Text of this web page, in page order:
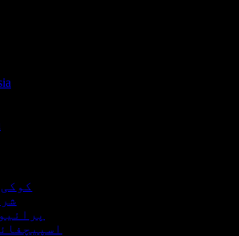
© اسپیچفائی